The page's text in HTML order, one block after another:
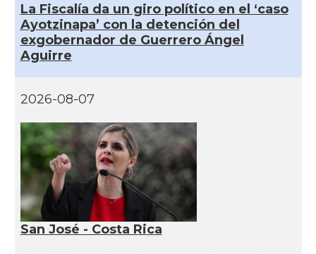
La Fiscalía da un giro político en el ‘caso
Ayotzinapa’ con la detención del
exgobernador de Guerrero Ángel
Aguirre
2026-08-07
San José - Costa Rica